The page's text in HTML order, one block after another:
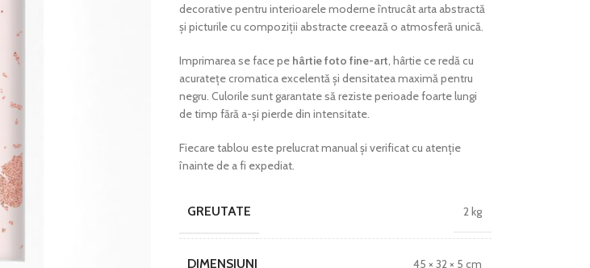
decorative pentru interioarele moderne întrucât arta abstractă
și picturile cu compoziții abstracte creează o atmosferă unică.
Imprimarea se face pe hârtie foto fine-art , hârtie ce redă cu
acuratețe cromatica excelentă și densitatea maximă pentru
negru. Culorile sunt garantate să reziste perioade foarte lungi
de timp fără a-și pierde din intensitate.
Fiecare tablou este prelucrat manual și verificat cu atenție
înainte de a fi expediat.
GREUTATE 2 kg
DIMENSIUNI 45 × 32 × 5 cm